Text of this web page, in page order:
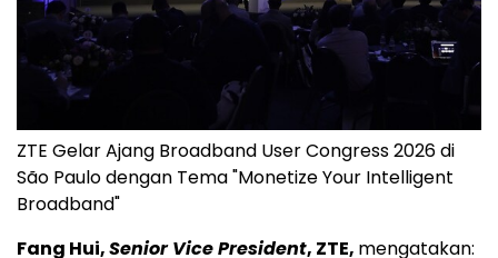
ZTE Gelar Ajang Broadband User Congress 2026 di
São Paulo dengan Tema "Monetize Your Intelligent
Broadband"
Fang Hui,Senior Vice President, ZTE, mengatakan: